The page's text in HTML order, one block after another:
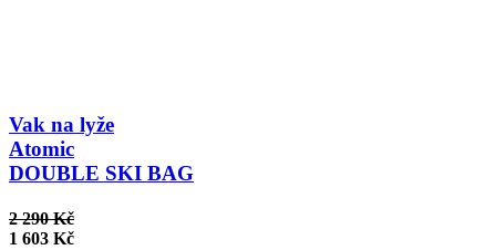
Vak na lyže
Atomic
DOUBLE SKI BAG
2 290 Kč
1 603 Kč